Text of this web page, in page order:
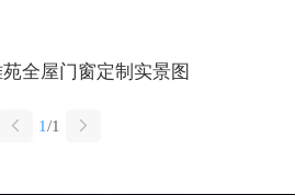
全屋门窗定制实景图
1/1